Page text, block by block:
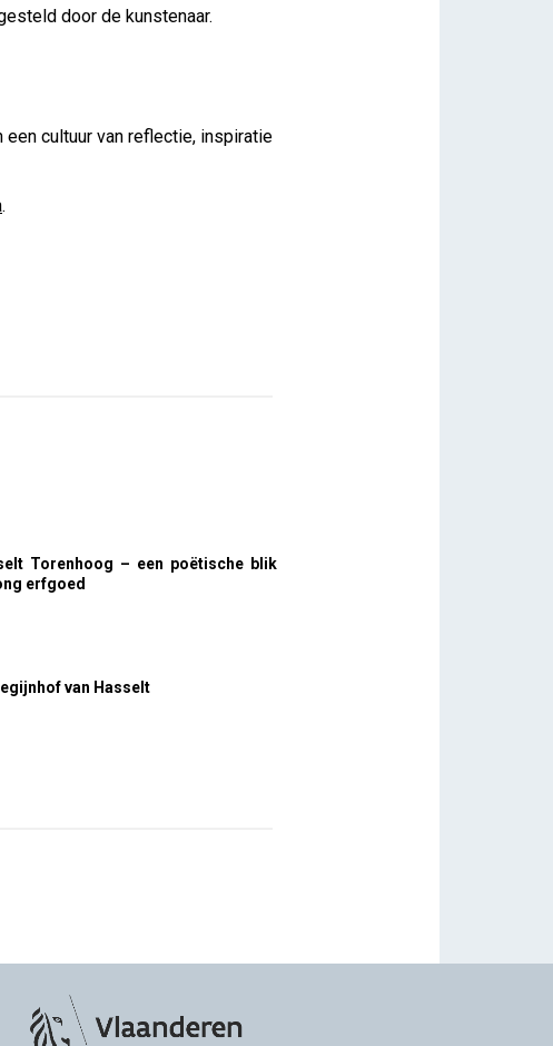
door de kunstenaar.
een cultuur van reflectie, inspiratie
.
Torenhoog – een poëtische blik
erfgoed
van Hasselt